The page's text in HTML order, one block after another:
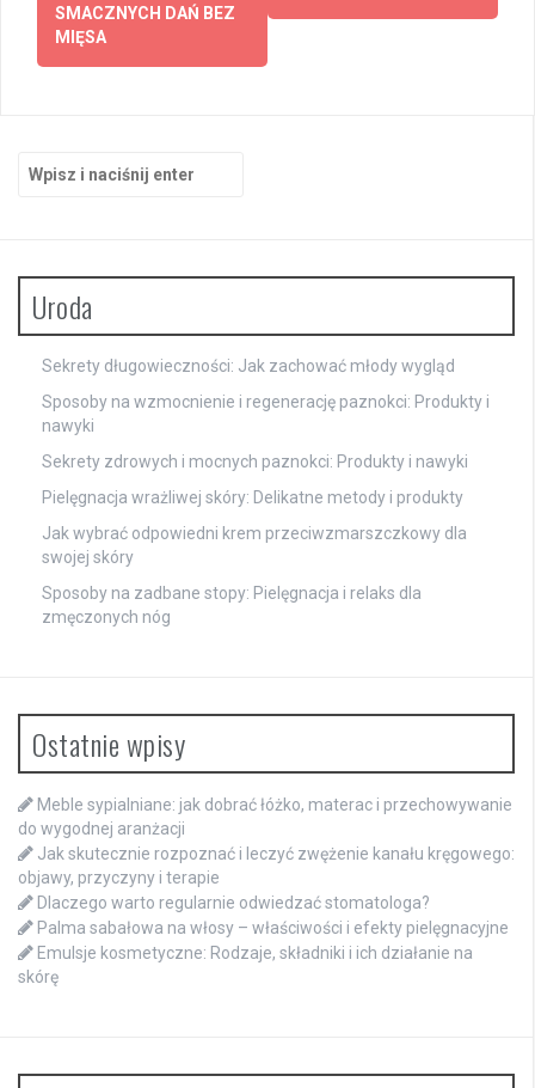
SMACZNYCH DAŃ BEZ
MIĘSA
Uroda
Sekrety długowieczności: Jak zachować młody wygląd
Sposoby na wzmocnienie i regenerację paznokci: Produkty i
nawyki
Sekrety zdrowych i mocnych paznokci: Produkty i nawyki
Pielęgnacja wrażliwej skóry: Delikatne metody i produkty
Jak wybrać odpowiedni krem przeciwzmarszczkowy dla
swojej skóry
Sposoby na zadbane stopy: Pielęgnacja i relaks dla
zmęczonych nóg
Ostatnie wpisy
Meble sypialniane: jak dobrać łóżko, materac i przechowywanie
do wygodnej aranżacji
Jak skutecznie rozpoznać i leczyć zwężenie kanału kręgowego:
objawy, przyczyny i terapie
Dlaczego warto regularnie odwiedzać stomatologa?
Palma sabałowa na włosy – właściwości i efekty pielęgnacyjne
Emulsje kosmetyczne: Rodzaje, składniki i ich działanie na
skórę